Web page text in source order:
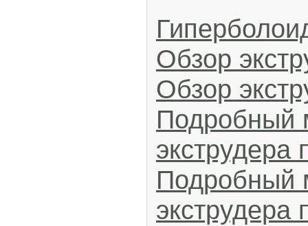
Обзор
Обзор
Подробный
экструдера
Подробный
экструдера